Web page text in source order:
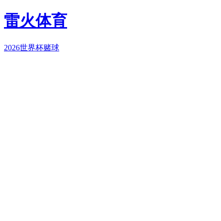
雷火体育
2026世界杯赌球